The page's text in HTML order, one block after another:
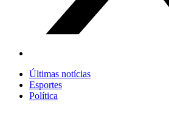
Últimas notícias
Esportes
Política